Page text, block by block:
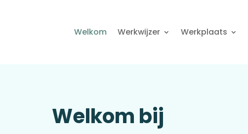
Welkom Werkwijzer Werkplaats
Welkom bij